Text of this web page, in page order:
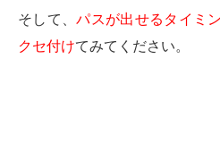
そして、パスが出せるタイミ
クセ付けてみてください。